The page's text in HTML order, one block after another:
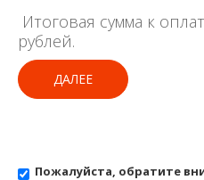
Итоговая сумма к
рублей.
ДАЛЕЕ
Пожалуйста, обратите